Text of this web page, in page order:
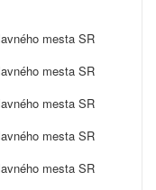
mesta SR
mesta SR
mesta SR
mesta SR
mesta SR